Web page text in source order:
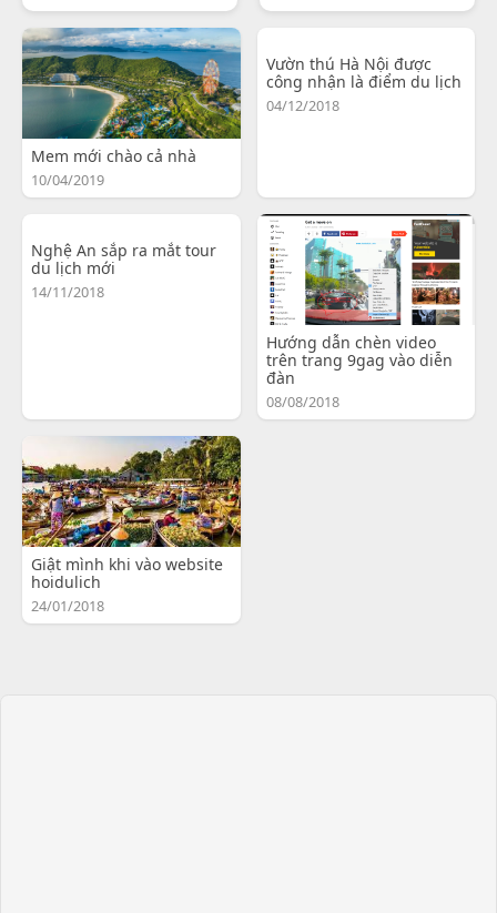
Mem mới chào cả nhà
10/04/2019
Vườn thú Hà Nội được
công nhận là điểm du lịch
04/12/2018
Nghệ An sắp ra mắt tour
du lịch mới
14/11/2018
Hướng dẫn chèn video
trên trang 9gag vào diễn
đàn
08/08/2018
Giật mình khi vào website
hoidulich
24/01/2018